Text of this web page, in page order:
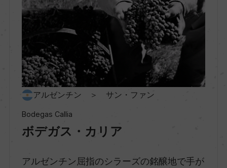
品種（原材料）
ヴィオニエ 100%
アルコール度数
アルゼンチン ＞ サン・ファン
Bodegas Callia
ボデガス・カリア
アルゼンチン屈指のシラーズの銘醸地で手が